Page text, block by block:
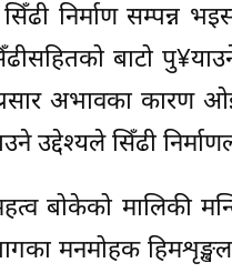
निर्माण सम्पन्न
बाटो
अभावका
सिँढी
बोकेको मालिकी
मनमोहक